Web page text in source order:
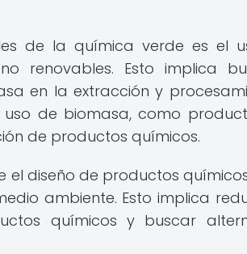
de la química verde es el
renovables. Esto implica
en la extracción y
de biomasa, como
de productos químicos.
diseño de productos
ambiente. Esto implica
químicos y buscar